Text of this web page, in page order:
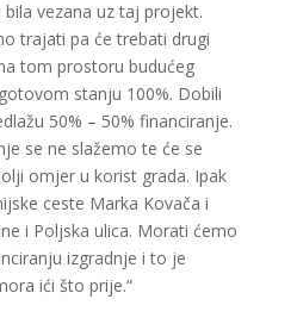
vezana uz taj projekt.
trajati pa će trebati drugi
tom prostoru budućeg
stanju 100%. Dobili
50% – 50% financiranje.
se ne slažemo te će se
omjer u korist grada. Ipak
ceste Marka Kovača i
i Poljska ulica. Morati ćemo
izgradnje i to je
ići što prije.“